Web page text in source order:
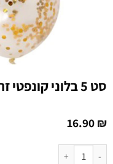
סט 5 בלוני קונפטי זהב מטאלי
16.90₪
כמות של סט 5 בלוני קונפטי זהב מטאלי